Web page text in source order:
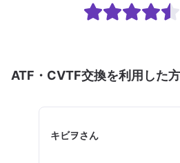
ATF・CVTF交換を利用した
キビヲさん